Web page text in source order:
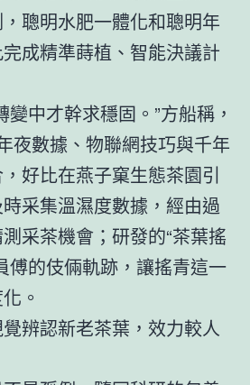
聰明水肥一體化和聰明年
成精準蒔植、智能決議計
變中才幹求穩固。”方船稱，
夜數據、物聯網技巧與千年
好比在燕子窠生態茶園引
采集溫濕度數據，經由過
采茶機會；研發的“茶葉搖
傅的伎倆軌跡，讓搖青這一
。
辨認新老茶葉，效力較人